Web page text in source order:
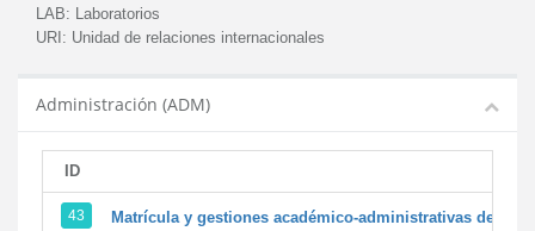
LAB: Laboratorios
URI: Unidad de relaciones internacionales
Administración (ADM)
ID
43 Matrícula y gestiones académico-administrativas de la